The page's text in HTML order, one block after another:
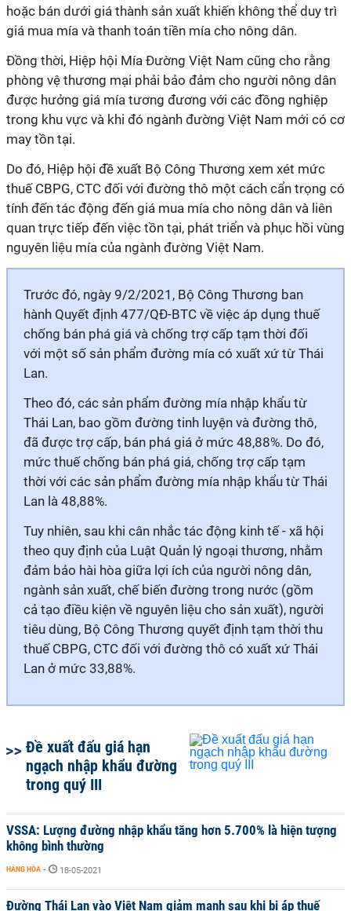
hoặc bán dưới giá thành sản xuất khiến không thể duy trì
giá mua mía và thanh toán tiền mía cho nông dân.
Đồng thời, Hiệp hội Mía Đường Việt Nam cũng cho rằng
phòng vệ thương mại phải bảo đảm cho người nông dân
được hưởng giá mía tương đương với các đồng nghiệp
trong khu vực và khi đó ngành đường Việt Nam mới có cơ
may tồn tại.
Do đó, Hiệp hội đề xuất Bộ Công Thương xem xét mức
thuế CBPG, CTC đối với đường thô một cách cẩn trọng có
tính đến tác động đến giá mua mía cho nông dân và liên
quan trực tiếp đến việc tồn tại, phát triển và phục hồi vùng
nguyên liệu mía của ngành đường Việt Nam.
Trước đó, ngày 9/2/2021, Bộ Công Thương ban
hành Quyết định 477/QĐ-BTC về việc áp dụng thuế
chống bán phá giá và chống trợ cấp tạm thời đối
với một số sản phẩm đường mía có xuất xứ từ Thái
Lan.
Theo đó, các sản phẩm đường mía nhập khẩu từ
Thái Lan, bao gồm đường tinh luyện và đường thô,
đã được trợ cấp, bán phá giá ở mức 48,88%. Do đó,
mức thuế chống bán phá giá, chống trợ cấp tạm
thời với các sản phẩm đường mía nhập khẩu từ Thái
Lan là 48,88%.
Tuy nhiên, sau khi cân nhắc tác động kinh tế - xã hội
theo quy định của Luật Quản lý ngoại thương, nhằm
đảm bảo hài hòa giữa lợi ích của người nông dân,
ngành sản xuất, chế biến đường trong nước (gồm
cả tạo điều kiện về nguyên liệu cho sản xuất), người
tiêu dùng, Bộ Công Thương quyết định tạm thời thu
thuế CBPG, CTC đối với đường thô có xuất xứ Thái
Lan ở mức 33,88%.
Đề xuất đấu giá hạn
ngạch nhập khẩu đường
trong quý III
VSSA: Lượng đường nhập khẩu tăng hơn 5.700% là hiện tượng
không bình thường
HÀNG HÓA - 18-05-2021
Đường Thái Lan vào Việt Nam giảm mạnh sau khi bị áp thuế